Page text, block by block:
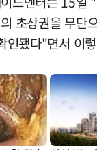
초상권을 무단
인됐다"면서 이